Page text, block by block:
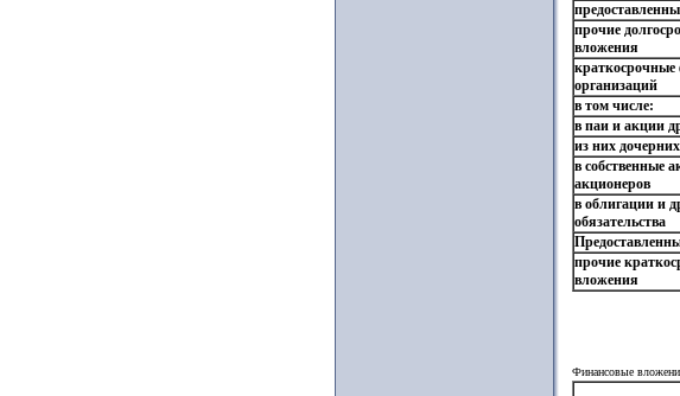
прочие
вложения
организаций
в том числе:
в паи и акции
из них
в собственные
акционеров
в облигации и
обязательства
прочие
вложения
Финансовые